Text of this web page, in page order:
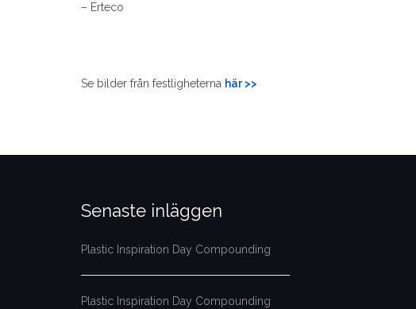
– Erteco
Se bilder från festligheterna här >>
Senaste inläggen
Plastic Inspiration Day Compounding
Plastic Inspiration Day Compounding